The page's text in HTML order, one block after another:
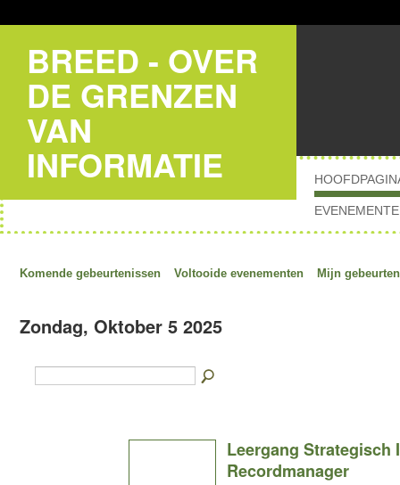
BREED - OVER
DE GRENZEN
VAN
INFORMATIE
Komende gebeurtenissen Voltooide evenementen Mijn
Zondag, Oktober 5 2025
Leergang Strategisch
Recordmanager